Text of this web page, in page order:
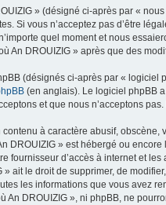
» (désigné ci-après par «
Si vous n’acceptez pas d’être
quel moment et nous
An DROUIZIG » après que des
(désignés ci-après par «
(en anglais). Le logiciel phpBB
et que nous n’acceptons
à caractère abusif,
DROUIZIG » est hébergé ou
fournisseur d’accès à internet et
ait le droit de supprimer, de
les informations que vous avez
An DROUIZIG », ni phpBB, ne